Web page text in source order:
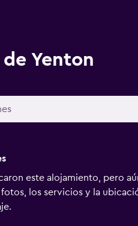
Yenton
este alojamiento, pero
fotos, los servicios y la